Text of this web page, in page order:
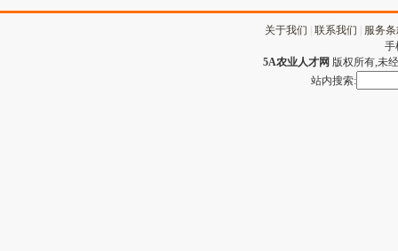
关于我们 联系我们
服务
手
5A农业人才网 版权所有,未
站内搜索: